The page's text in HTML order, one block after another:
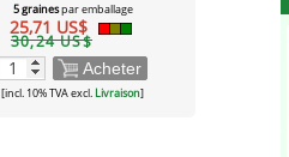
5 grainespar emballage
25,71 US$
30,24 US$
Acheter
[incl. 10% TVA excl. Livraison]